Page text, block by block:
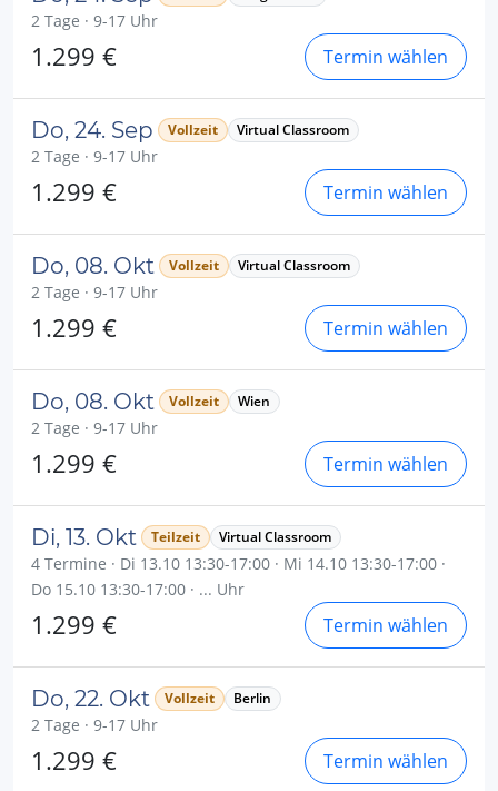
2 Tage · 9-17 Uhr
1.299 € Termin wählen
Do, 24. Sep Vollzeit Virtual Classroom
2 Tage · 9-17 Uhr
1.299 € Termin wählen
Do, 08. Okt Vollzeit Virtual Classroom
2 Tage · 9-17 Uhr
1.299 € Termin wählen
Do, 08. Okt Vollzeit Wien
2 Tage · 9-17 Uhr
1.299 € Termin wählen
Di, 13. Okt Teilzeit Virtual Classroom
4 Termine · Di 13.10 13:30-17:00 · Mi 14.10 13:30-17:00 ·
Do 15.10 13:30-17:00 · ... Uhr
1.299 € Termin wählen
Do, 22. Okt Vollzeit Berlin
2 Tage · 9-17 Uhr
1.299 € Termin wählen